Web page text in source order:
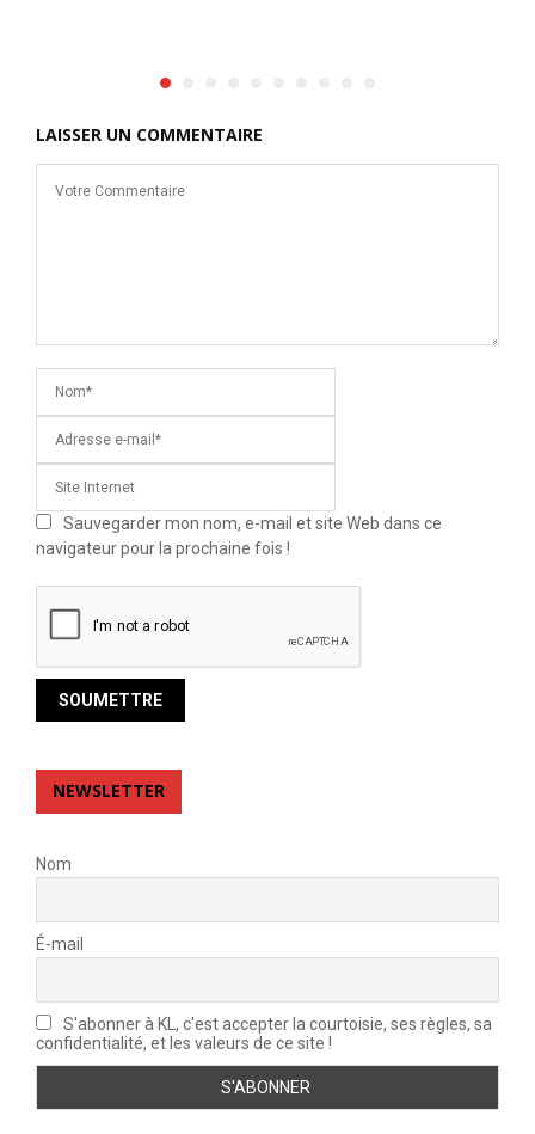
LAISSER UN COMMENTAIRE
Sauvegarder mon nom, e-mail et site Web dans ce
navigateur pour la prochaine fois !
NEWSLETTER
Nom
É-mail
S'abonner à KL, c'est accepter la courtoisie, ses règles, sa
confidentialité, et les valeurs de ce site !